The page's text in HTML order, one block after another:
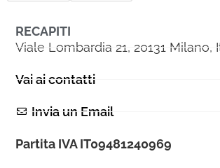
RECAPITI
Viale Lombardia 21, 20131 Milano,
Vai ai contatti
Invia un Email
Partita IVA IT09481240969